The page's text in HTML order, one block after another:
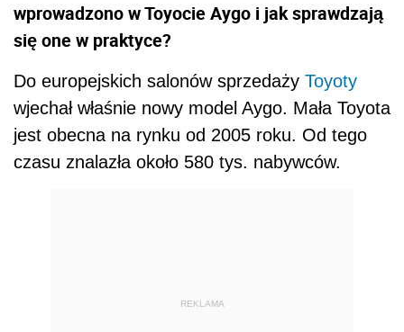
wprowadzono w Toyocie Aygo i jak sprawdzają
się one w praktyce?
Do europejskich salonów sprzedaży Toyoty
wjechał właśnie nowy model Aygo. Mała Toyota
jest obecna na rynku od 2005 roku. Od tego
czasu znalazła około 580 tys. nabywców.
REKLAMA